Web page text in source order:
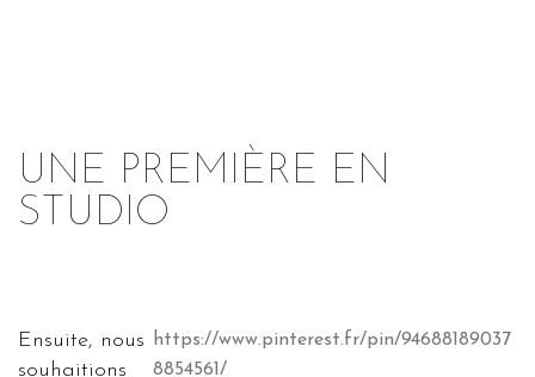
UNE PREMIÈRE EN
STUDIO
https://www.pinterest.fr/pin/94688189037
8854561/
Ensuite, nous
souhaitions